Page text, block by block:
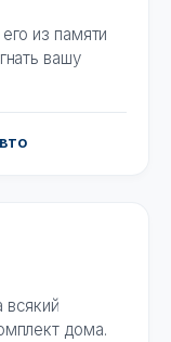
из памяти
вашу
всякий
дома.